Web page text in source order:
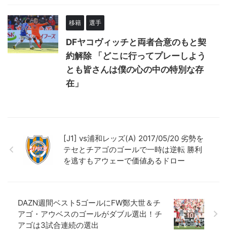
移籍 選手
DFヤコヴィッチと両者合意のもと契
約解除 「どこに行ってプレーしよう
とも皆さんは僕の心の中の特別な存
在」
[J1] vs浦和レッズ(A) 2017/05/20 劣勢を
テセとチアゴのゴールで一時は逆転 勝利
を逃すもアウェーで価値あるドロー
DAZN週間ベスト5ゴールにFW鄭大世＆チ
アゴ・アウベスのゴールがダブル選出！チ
アゴは3試合連続の選出